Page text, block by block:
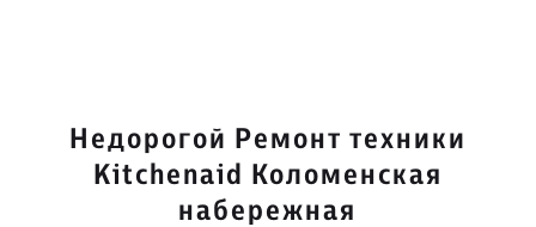
Недорогой Ремонт техники
Kitchenaid Коломенская
набережная